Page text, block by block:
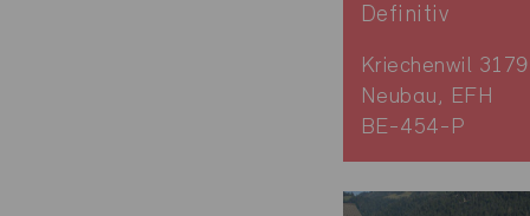
Definitiv
Kriechenwil 3179
Neubau, EFH
BE-454-P